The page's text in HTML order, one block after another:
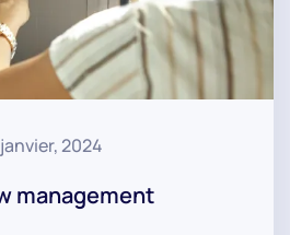
2024
management